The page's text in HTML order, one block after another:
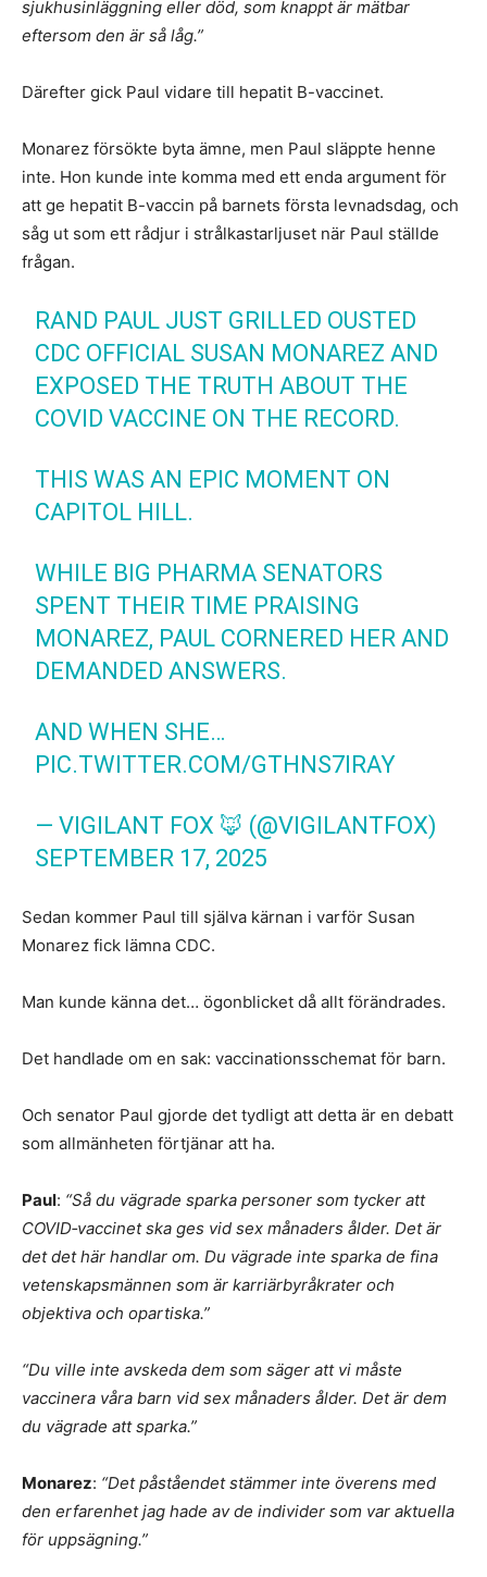
sjukhusinläggning eller död, som knappt är mätbar
eftersom den är så låg.”
Därefter gick Paul vidare till hepatit B-vaccinet.
Monarez försökte byta ämne, men Paul släppte henne
inte. Hon kunde inte komma med ett enda argument för
att ge hepatit B-vaccin på barnets första levnadsdag, och
såg ut som ett rådjur i strålkastarljuset när Paul ställde
frågan.
RAND PAUL JUST GRILLED OUSTED
CDC OFFICIAL SUSAN MONAREZ AND
EXPOSED THE TRUTH ABOUT THE
COVID VACCINE ON THE RECORD.
THIS WAS AN EPIC MOMENT ON
CAPITOL HILL.
WHILE BIG PHARMA SENATORS
SPENT THEIR TIME PRAISING
MONAREZ, PAUL CORNERED HER AND
DEMANDED ANSWERS.
AND WHEN SHE…
PIC.TWITTER.COM/GTHNS7IRAY
— VIGILANT FOX 🦊 (@VIGILANTFOX)
SEPTEMBER 17, 2025
Sedan kommer Paul till själva kärnan i varför Susan
Monarez fick lämna CDC.
Man kunde känna det… ögonblicket då allt förändrades.
Det handlade om en sak: vaccinationsschemat för barn.
Och senator Paul gjorde det tydligt att detta är en debatt
som allmänheten förtjänar att ha.
Paul: “Så du vägrade sparka personer som tycker att
COVID‑vaccinet ska ges vid sex månaders ålder. Det är
det det här handlar om. Du vägrade inte sparka de fina
vetenskapsmännen som är karriärbyråkrater och
objektiva och opartiska.”
“Du ville inte avskeda dem som säger att vi måste
vaccinera våra barn vid sex månaders ålder. Det är dem
du vägrade att sparka.”
Monarez: “Det påståendet stämmer inte överens med
den erfarenhet jag hade av de individer som var aktuella
för uppsägning.”